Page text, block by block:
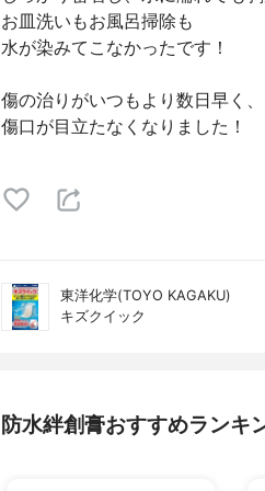
お皿洗いもお風呂掃除も
水が染みてこなかったです！
傷の治りがいつもより数日早く、
傷口が目立たなくなりました！
東洋化学(TOYO KAGAKU)
キズクイック
防水絆創膏おすすめランキ